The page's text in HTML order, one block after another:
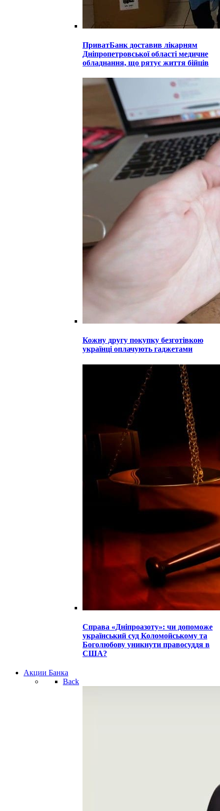
ПриватБанк доставив лікарням
Дніпропетровської області медичне
обладнання, що рятує життя бійців
Кожну другу покупку безготівкою
українці оплачують гаджетами
Справа «Дніпроазоту»: чи допоможе
український суд Коломойському та
Боголюбову уникнути правосуддя в
США?
Акции Банка
Back